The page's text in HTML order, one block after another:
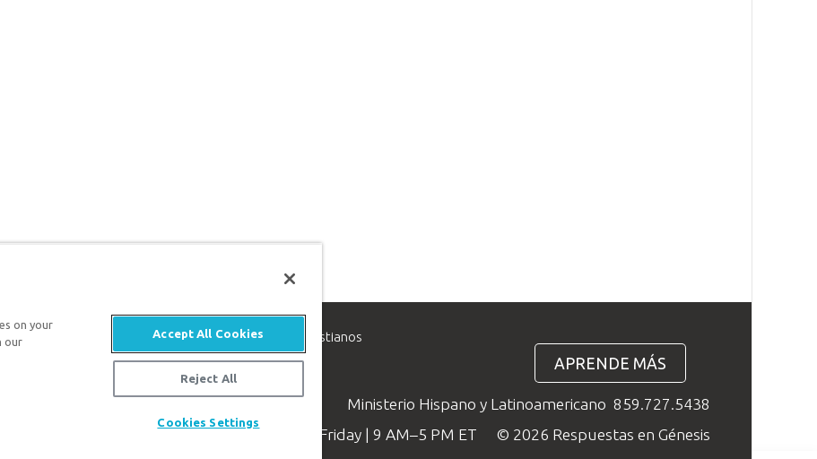
ministerio de apologética, dedicado a ayudar a los cristianos
evangelio de Jesucristo.
APRENDE MÁS
Ministerio Hispano y Latinoamericano 859.727.5438
Available Monday–Friday | 9 AM–5 PM ET
© 2026 Respuestas en Génesis
on your
our
Accept All Cookies
Reject All
Cookies Settings